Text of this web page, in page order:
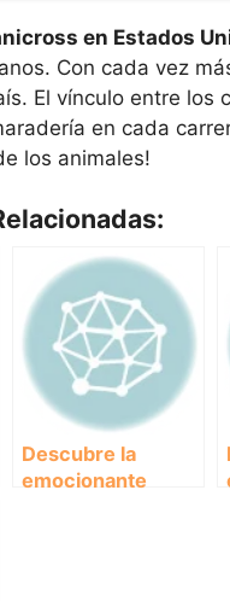
en Estados
Con cada vez
El vínculo entre
en cada
los animales!
Descubre la
emocionante